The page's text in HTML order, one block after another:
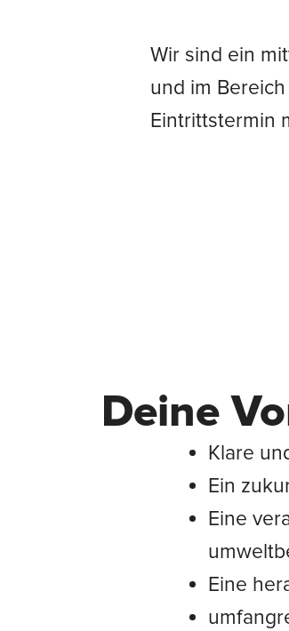
Wir sind ein
und im
Eintrittstermin
Deine
Klare
Ein
Eine
Eine